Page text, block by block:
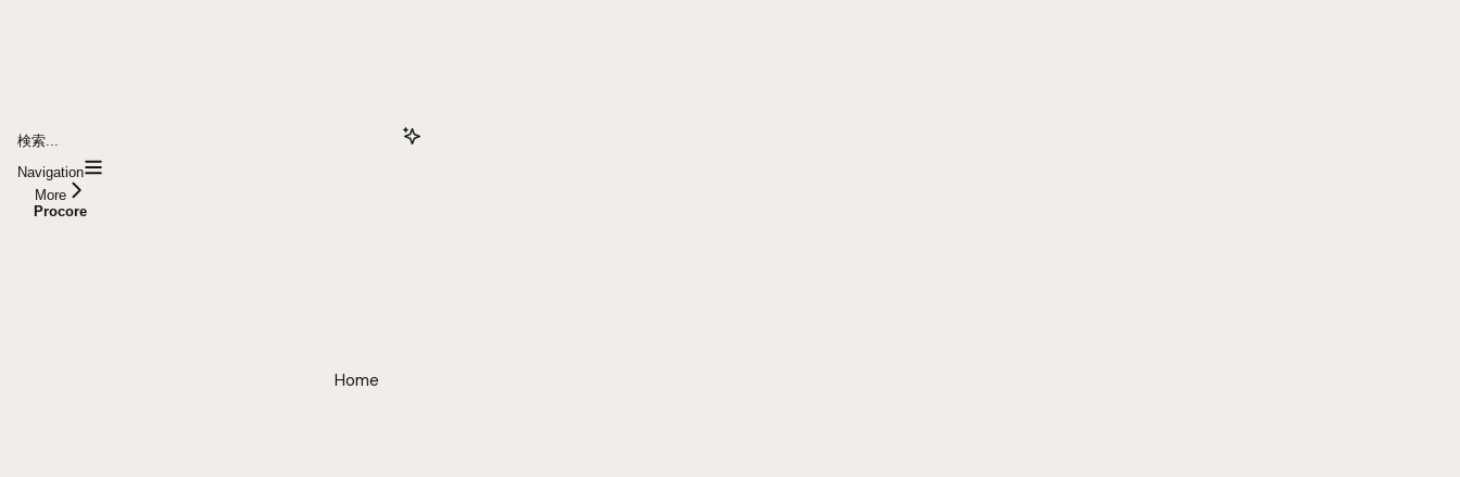
検索...
Navigation
More
Procore
Home